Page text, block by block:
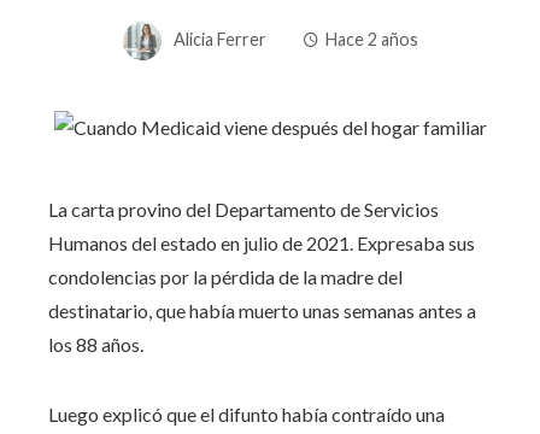
Alicia Ferrer Hace 2 años
La carta provino del Departamento de Servicios
Humanos del estado en julio de 2021. Expresaba sus
condolencias por la pérdida de la madre del
destinatario, que había muerto unas semanas antes a
los 88 años.
Luego explicó que el difunto había contraído una